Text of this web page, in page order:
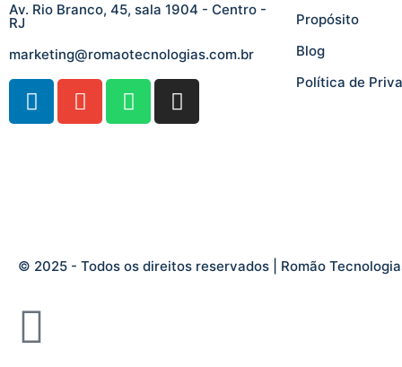
Av. Rio Branco, 45, sala 1904 - Centro -
RJ
marketing@romaotecnologias.com.br
Propósito
Blog
Política de
© 2025 - Todos os direitos reservados | Romão